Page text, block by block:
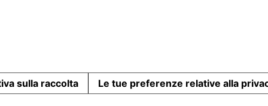
sulla raccolta Le tue preferenze relative alla